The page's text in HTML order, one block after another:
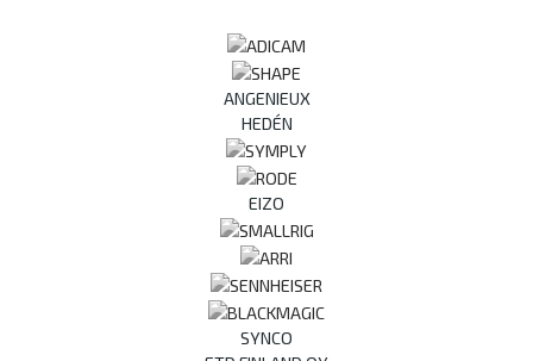
ANGENIEUX
HEDÉN
EIZO
SYNCO